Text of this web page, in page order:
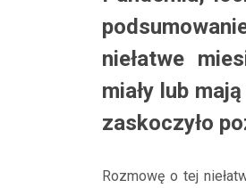
niełatwe
miały lub
zaskoczyło
Rozmowę o tej